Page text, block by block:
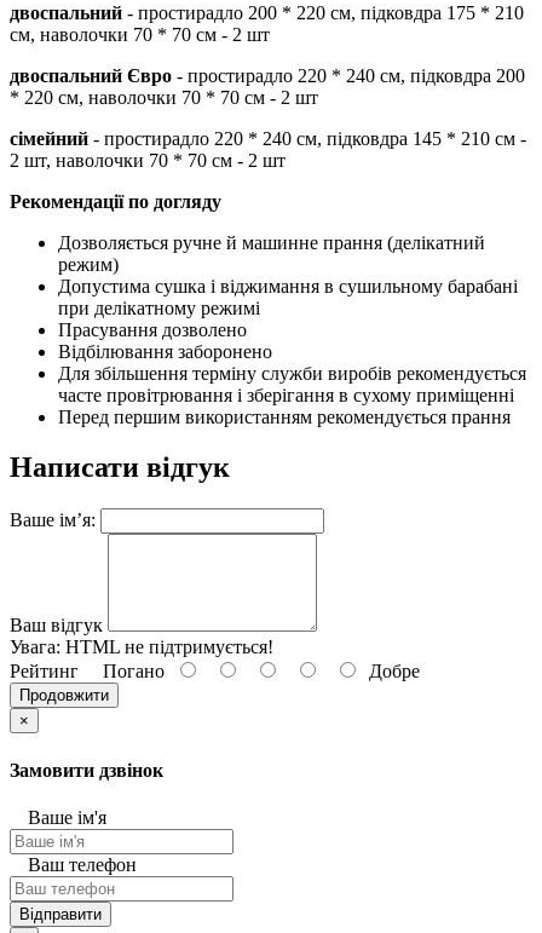
двоспальний - простирадло 200 * 220 см, підковдра 175 * 210
см, наволочки 70 * 70 см - 2 шт
двоспальний Євро - простирадло 220 * 240 см, підковдра 200
* 220 см, наволочки 70 * 70 см - 2 шт
сімейний - простирадло 220 * 240 см, підковдра 145 * 210 см -
2 шт, наволочки 70 * 70 см - 2 шт
Рекомендації по догляду
Дозволяється ручне й машинне прання (делікатний
режим)
Допустима сушка і віджимання в сушильному барабані
при делікатному режимі
Прасування дозволено
Відбілювання заборонено
Для збільшення терміну служби виробів рекомендується
часте провітрювання і зберігання в сухому приміщенні
Перед першим використанням рекомендується прання
Написати відгук
Ваше ім’я:
Ваш відгук
Увага: HTML не підтримується!
Рейтинг Погано Добре
Продовжити
×
Замовити дзвінок
Ваше ім'я
Ваш телефон
Відправити